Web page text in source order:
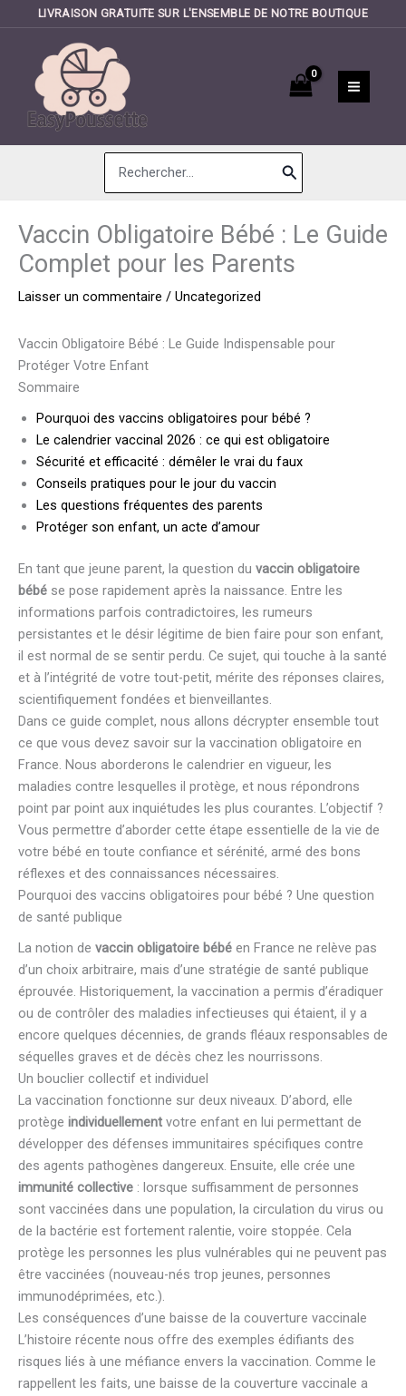
LIVRAISON GRATUITE SUR L'ENSEMBLE DE NOTRE BOUTIQUE
contenu
Search
for:
Vaccin Obligatoire Bébé : Le Guide
Complet pour les Parents
Laisser un commentaire / Uncategorized
Vaccin Obligatoire Bébé : Le Guide Indispensable pour
Protéger Votre Enfant
Sommaire
Pourquoi des vaccins obligatoires pour bébé ?
Le calendrier vaccinal 2026 : ce qui est obligatoire
Sécurité et efficacité : démêler le vrai du faux
Conseils pratiques pour le jour du vaccin
Les questions fréquentes des parents
Protéger son enfant, un acte d’amour
En tant que jeune parent, la question du vaccin obligatoire
bébé se pose rapidement après la naissance. Entre les
informations parfois contradictoires, les rumeurs
persistantes et le désir légitime de bien faire pour son enfant,
il est normal de se sentir perdu. Ce sujet, qui touche à la santé
et à l’intégrité de votre tout-petit, mérite des réponses claires,
scientifiquement fondées et bienveillantes.
Dans ce guide complet, nous allons décrypter ensemble tout
ce que vous devez savoir sur la vaccination obligatoire en
France. Nous aborderons le calendrier en vigueur, les
maladies contre lesquelles il protège, et nous répondrons
point par point aux inquiétudes les plus courantes. L’objectif ?
Vous permettre d’aborder cette étape essentielle de la vie de
votre bébé en toute confiance et sérénité, armé des bons
réflexes et des connaissances nécessaires.
Pourquoi des vaccins obligatoires pour bébé ? Une question
de santé publique
La notion de vaccin obligatoire bébé en France ne relève pas
d’un choix arbitraire, mais d’une stratégie de santé publique
éprouvée. Historiquement, la vaccination a permis d’éradiquer
ou de contrôler des maladies infectieuses qui étaient, il y a
encore quelques décennies, de grands fléaux responsables de
séquelles graves et de décès chez les nourrissons.
Un bouclier collectif et individuel
La vaccination fonctionne sur deux niveaux. D’abord, elle
protège individuellement votre enfant en lui permettant de
développer des défenses immunitaires spécifiques contre
des agents pathogènes dangereux. Ensuite, elle crée une
immunité collective : lorsque suffisamment de personnes
sont vaccinées dans une population, la circulation du virus ou
de la bactérie est fortement ralentie, voire stoppée. Cela
protège les personnes les plus vulnérables qui ne peuvent pas
être vaccinées (nouveau-nés trop jeunes, personnes
immunodéprimées, etc.).
Les conséquences d’une baisse de la couverture vaccinale
L’histoire récente nous offre des exemples édifiants des
risques liés à une méfiance envers la vaccination. Comme le
rappellent les faits, une baisse de la couverture vaccinale a